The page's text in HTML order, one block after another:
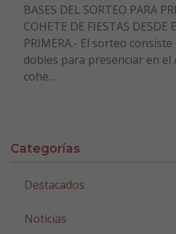
BASES DEL SORTEO PARA
COHETE DE FIESTAS
PRIMERA.- El sorteo
dobles para presenciar en
cohe...
Categorías
Destacados
Noticias